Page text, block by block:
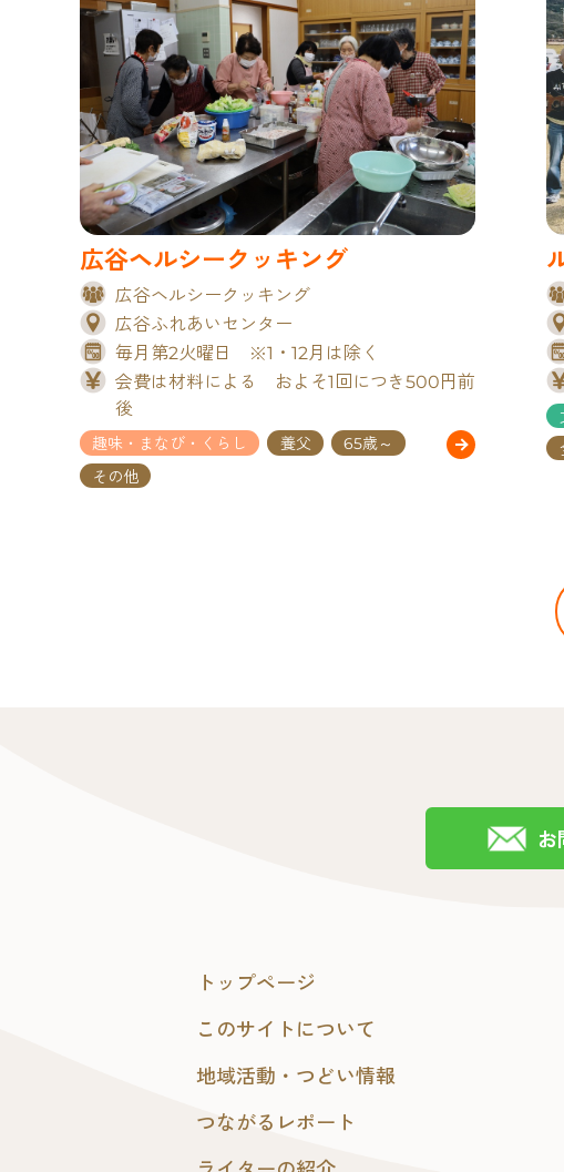
広谷ヘルシークッキング
広谷ヘルシークッキング
広谷ふれあいセンター
毎月第2火曜日 ※1・12月は除く
会費は材料による およそ1回につき500円前
後
趣味・まなび・くらし 養父
65歳～
その他
お
トップページ
このサイトについて
地域活動・つどい情報
つながるレポート